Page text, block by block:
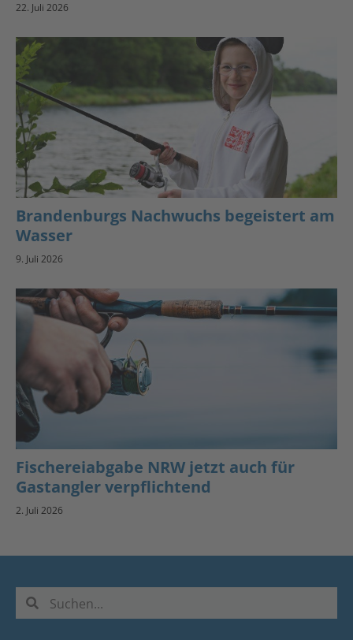
22. Juli 2026
Brandenburgs Nachwuchs begeistert am
Wasser
9. Juli 2026
Fischereiabgabe NRW jetzt auch für
Gastangler verpflichtend
2. Juli 2026